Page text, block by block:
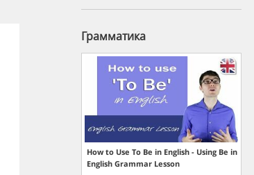
Грамматика
How to Use To Be in English - Using Be in
English Grammar Lesson